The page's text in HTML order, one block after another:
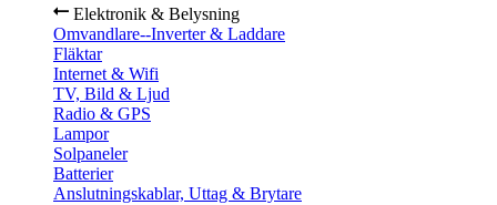
Elektronik & Belysning
Omvandlare--Inverter & Laddare
Fläktar
Internet & Wifi
TV, Bild & Ljud
Radio & GPS
Lampor
Solpaneler
Batterier
Anslutningskablar, Uttag & Brytare